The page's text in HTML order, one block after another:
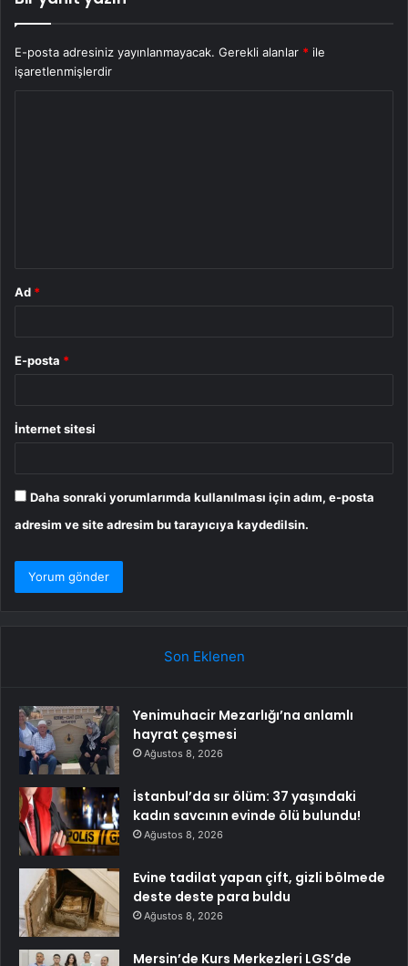
E-posta adresiniz yayınlanmayacak. Gerekli alanlar * ile
işaretlenmişlerdir
Ad *
E-posta *
İnternet sitesi
Daha sonraki yorumlarımda kullanılması için adım, e-posta
adresim ve site adresim bu tarayıcıya kaydedilsin.
Son Eklenen
Yenimuhacir Mezarlığı’na anlamlı
hayrat çeşmesi
Ağustos 8, 2026
İstanbul’da sır ölüm: 37 yaşındaki
kadın savcının evinde ölü bulundu!
Ağustos 8, 2026
Evine tadilat yapan çift, gizli bölmede
deste deste para buldu
Ağustos 8, 2026
Mersin’de Kurs Merkezleri LGS’de